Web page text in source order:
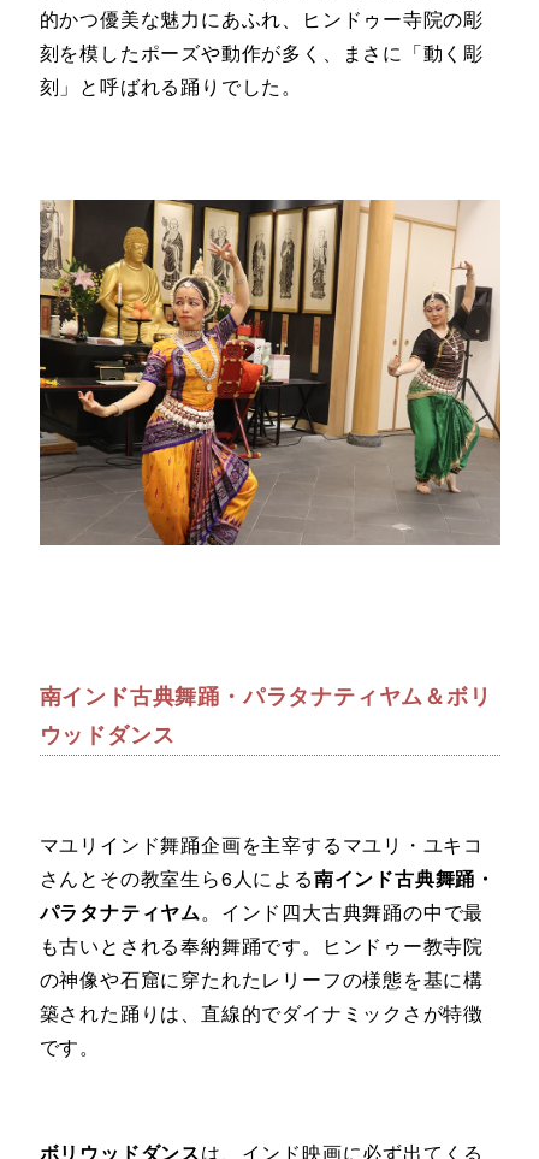
的かつ優美な魅力にあふれ、ヒンドゥー寺院の彫
刻を模したポーズや動作が多く、まさに「動く彫
刻」と呼ばれる踊りでした。
南インド古典舞踊・パラタナティヤム＆ボリ
ウッドダンス
マユリインド舞踊企画を主宰するマユリ・ユキコ
さんとその教室生ら6人による南インド古典舞踊・
パラタナティヤム。インド四大古典舞踊の中で最
も古いとされる奉納舞踊です。ヒンドゥー教寺院
の神像や石窟に穿たれたレリーフの様態を基に構
築された踊りは、直線的でダイナミックさが特徴
です。
ボリウッドダンスは、インド映画に必ず出てくる